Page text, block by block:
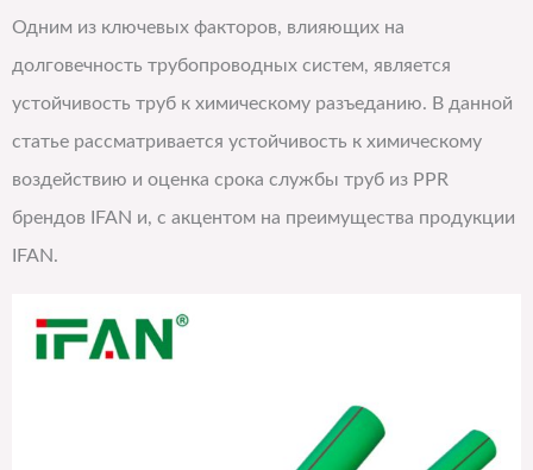
Одним из ключевых факторов, влияющих на
долговечность трубопроводных систем, является
устойчивость труб к химическому разъеданию. В данной
статье рассматривается устойчивость к химическому
воздействию и оценка срока службы труб из PPR
брендов IFAN и, с акцентом на преимущества продукции
IFAN.